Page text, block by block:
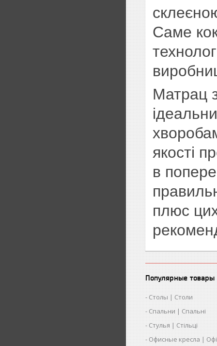
Саме
Матрац
якості
в
плюс
Популярные товары
Столы | Столи
Спальни | Спальні
Стулья | Стільці
Офисные кресла |